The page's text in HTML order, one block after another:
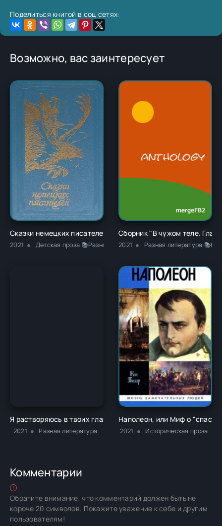
Поделиться книгой в соц сетях:
Возможно, вас заинтересует
Сказки немецких писателей - Новалис
2021 Детская проза 📚Разная литература
Сборник "В чужом теле.
2021 Разная литература
Я растворяюсь в твоих глазах - Игорь Алексеевич Фадеев
2021 Разная литература
Наполеон, или Миф о
2021 Историческая проза
Комментарии
Обратите внимание, что комментарий должен быть не
короче 20 символов. Покажите уважение к себе и другим
пользователям!